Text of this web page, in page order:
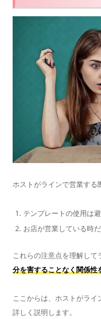
ホストがラインで営業する
テンプレートの使用は
お店が営業している時
これらの注意点を理解して
分を害することなく関係性
ここからは、ホストがライ
詳しく説明します。